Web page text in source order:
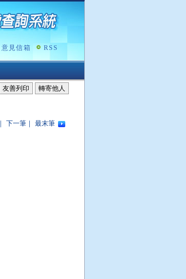
意見信箱 RSS
友善列印 轉寄他人
｜ 下一筆 ｜ 最末筆